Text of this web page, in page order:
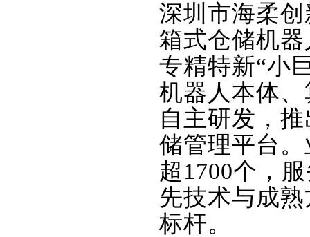
深圳市海柔
箱式仓储机
专精特新“小
机器人本体
自主研发，
储管理平台
超1700个，
先技术与成
标杆。